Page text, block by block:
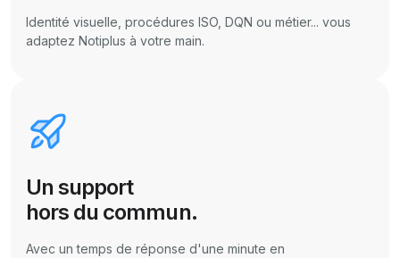
Identité visuelle, procédures ISO, DQN ou métier... vous
adaptez Notiplus à votre main.
Un support
hors du commun.
Avec un temps de réponse d'une minute en